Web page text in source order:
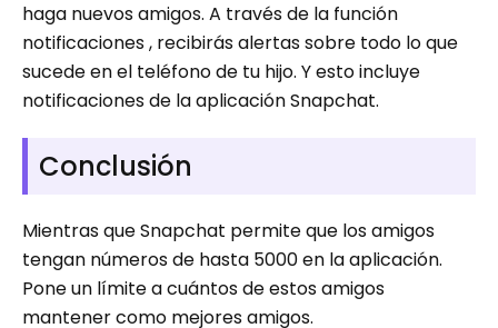
haga nuevos amigos. A través de la función
notificaciones , recibirás alertas sobre todo lo que
sucede en el teléfono de tu hijo. Y esto incluye
notificaciones de la aplicación Snapchat.
Conclusión
Mientras que Snapchat permite que los amigos
tengan números de hasta 5000 en la aplicación.
Pone un límite a cuántos de estos amigos
mantener como mejores amigos.